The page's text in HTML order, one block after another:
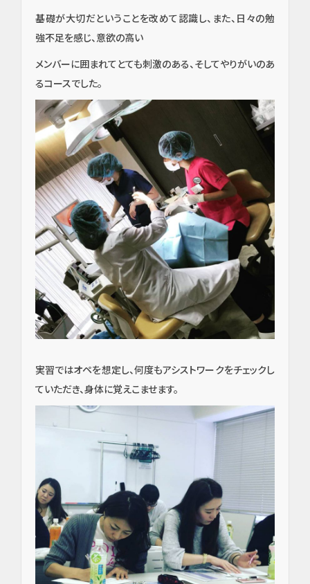
基礎が大切だということを改めて認識し、また、日々の勉
強不足を感じ、意欲の高い
メンバーに囲まれてとても刺激のある、そしてやりがいのあ
るコースでした。
実習ではオペを想定し、何度もアシストワークをチェックし
ていただき、身体に覚えこませます。